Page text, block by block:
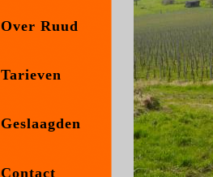
Over Ruud
Tarieven
Geslaagden
Contact